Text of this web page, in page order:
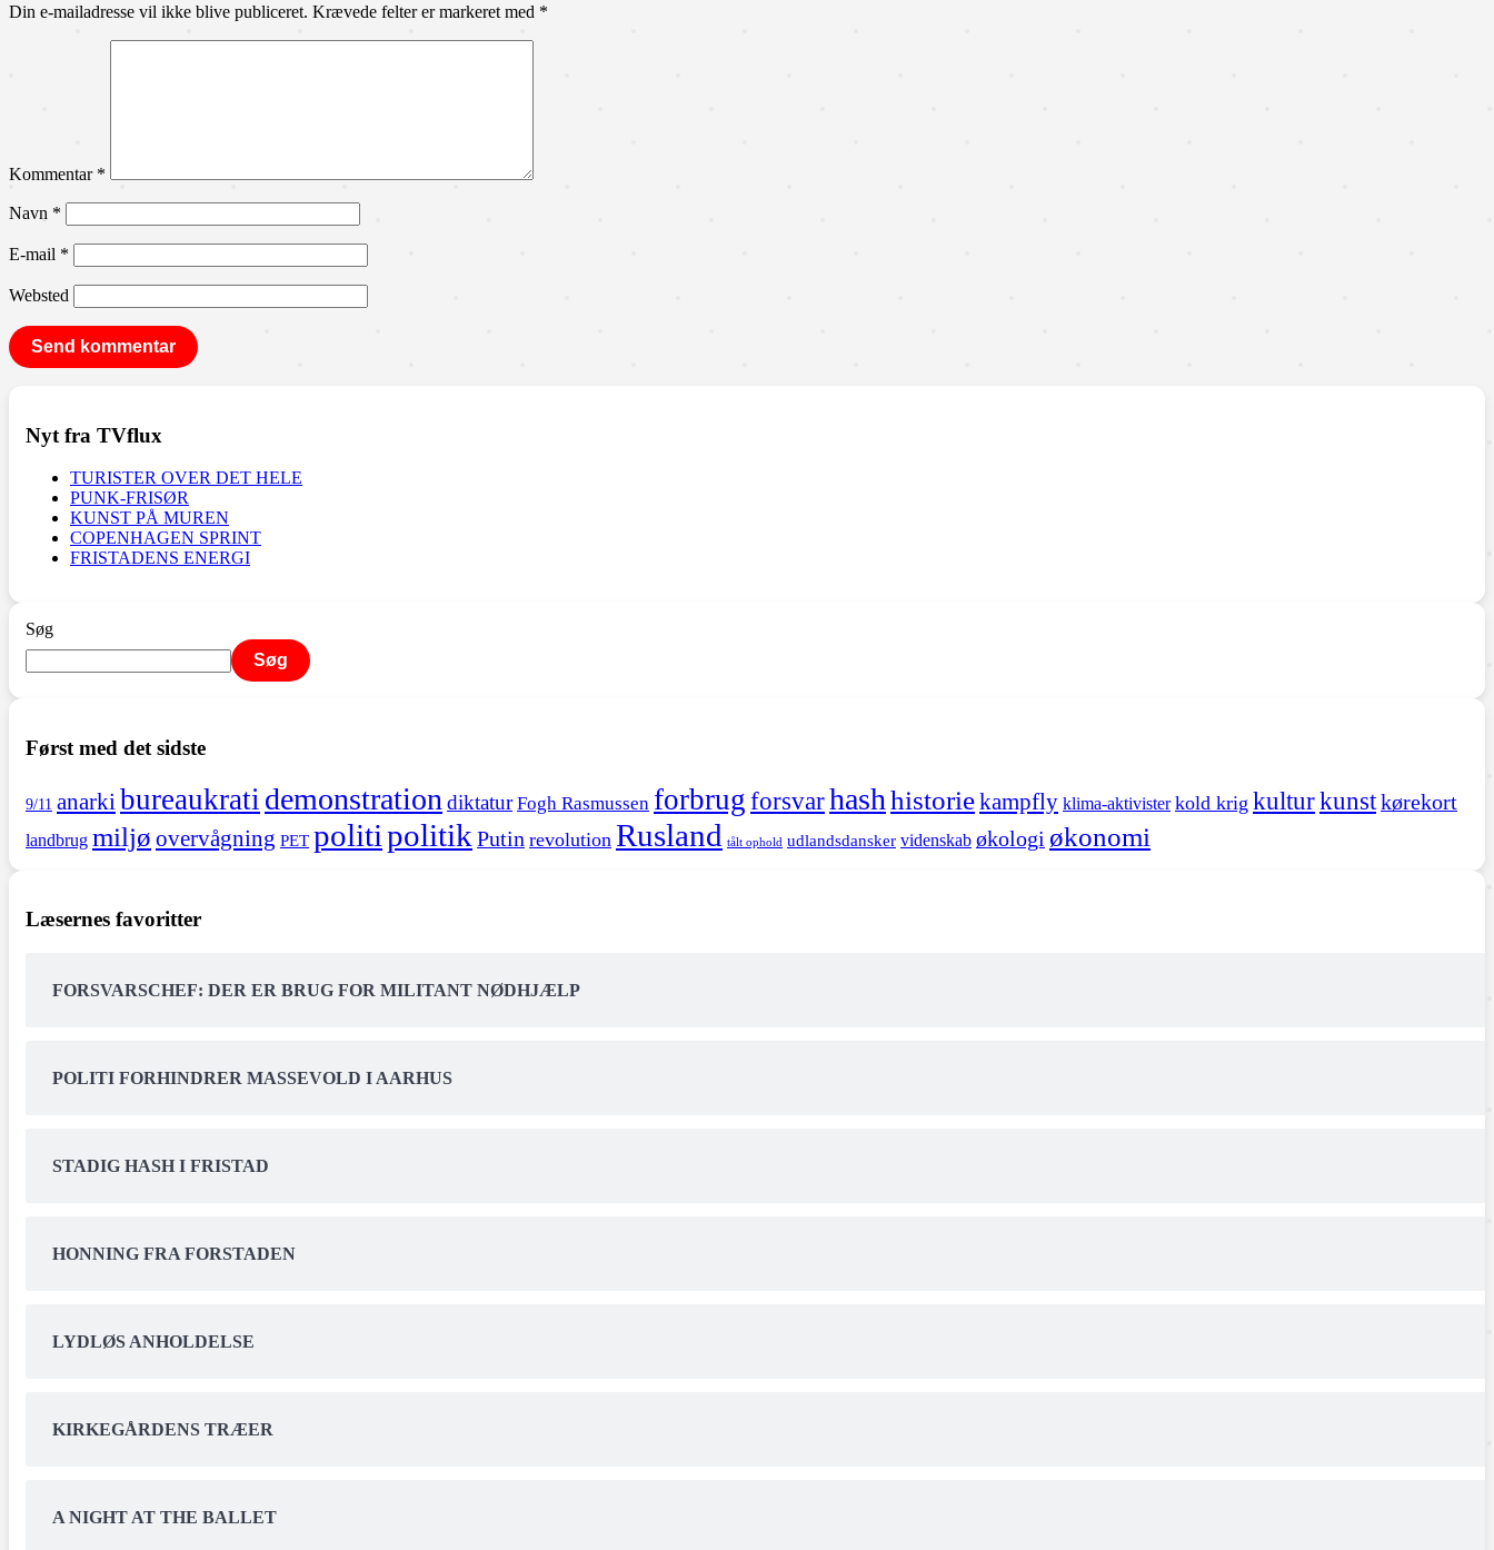
Din e-mailadresse vil ikke blive publiceret. Krævede felter er markeret med *
Kommentar *
Navn *
E-mail *
Websted
Nyt fra TVflux
TURISTER OVER DET HELE
PUNK-FRISØR
KUNST PÅ MUREN
COPENHAGEN SPRINT
FRISTADENS ENERGI
Søg
Søg
Først med det sidste
9/11 anarki bureaukrati demonstration diktatur Fogh Rasmussen forbrugforsvarhash historiekampfly klima-aktivister kold krig kulturkunstkørekort
landbrug miljø overvågning PET politipolitik Putin revolution Rusland tålt ophold udlandsdansker videnskab økologi økonomi
Læsernes favoritter
FORSVARSCHEF: DER ER BRUG FOR MILITANT NØDHJÆLP
POLITI FORHINDRER MASSEVOLD I AARHUS
STADIG HASH I FRISTAD
HONNING FRA FORSTADEN
LYDLØS ANHOLDELSE
KIRKEGÅRDENS TRÆER
A NIGHT AT THE BALLET